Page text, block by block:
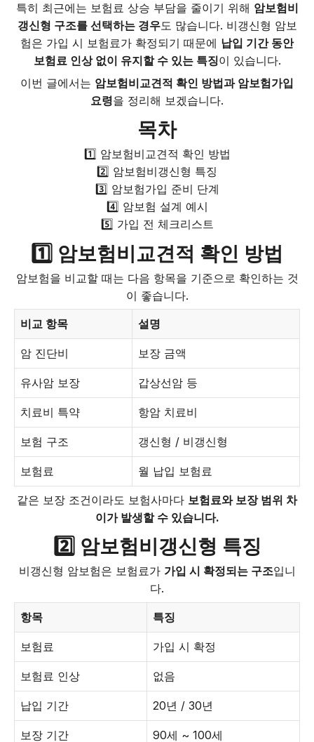
특히 최근에는 보험료 상승 부담을 줄이기 위해 암보험비
갱신형 구조를 선택하는 경우도 많습니다. 비갱신형 암보
험은 가입 시 보험료가 확정되기 때문에 납입 기간 동안
보험료 인상 없이 유지할 수 있는 특징이 있습니다.
이번 글에서는 암보험비교견적 확인 방법과 암보험가입
요령을 정리해 보겠습니다.
목차
1️⃣ 암보험비교견적 확인 방법
2️⃣ 암보험비갱신형 특징
3️⃣ 암보험가입 준비 단계
4️⃣ 암보험 설계 예시
5️⃣ 가입 전 체크리스트
1️⃣ 암보험비교견적 확인 방법
암보험을 비교할 때는 다음 항목을 기준으로 확인하는 것
이 좋습니다.
비교 항목 설명
암 진단비 보장 금액
유사암 보장 갑상선암 등
치료비 특약 항암 치료비
보험 구조 갱신형 / 비갱신형
보험료 월 납입 보험료
같은 보장 조건이라도 보험사마다 보험료와 보장 범위 차
이가 발생할 수 있습니다.
2️⃣ 암보험비갱신형 특징
비갱신형 암보험은 보험료가 가입 시 확정되는 구조입니
다.
항목 특징
보험료 가입 시 확정
보험료 인상 없음
납입 기간 20년 / 30년
보장 기간 90세 ~ 100세